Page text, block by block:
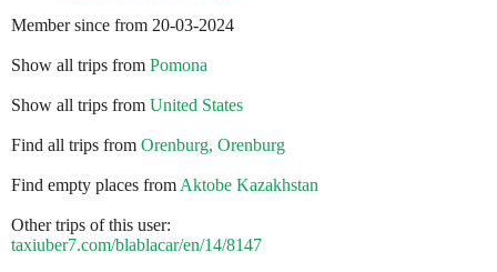
Member since from 20-03-2024
Show all trips from Pomona
Show all trips from United States
Find all trips from Orenburg, Orenburg
Find empty places from Aktobe Kazakhstan
Other trips of this user:
taxiuber7.com/blablacar/en/14/8147